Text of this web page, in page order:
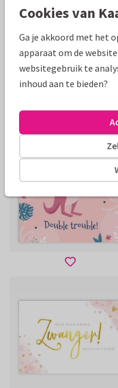
Cookies van
Ga je akkoord met het
apparaat om de
websitegebruik te
inhoud aan te bieden?